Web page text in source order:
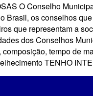
O Conselho
os conselhos
que representam a
dos Conselhos
tempo de
TENHO